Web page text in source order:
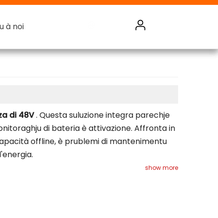
à noi
à noi
à noi
à noi
di 48V. Questa suluzione integra parechje
di bateria è attivazione. Affronta in
offline, è prublemi di mantenimentu
show more